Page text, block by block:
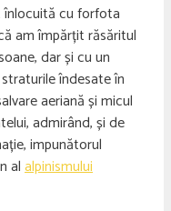
înlocuită cu forfota
am împărțit răsăritul
dar și cu un
îndesate în
aeriană și micul
admirând, și de
impunătorul
alalpinismului